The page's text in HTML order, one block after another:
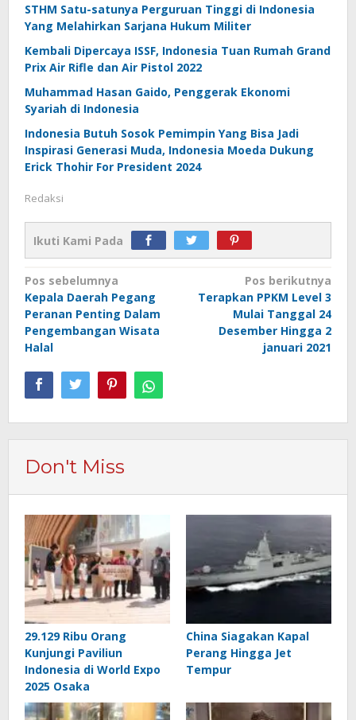
STHM Satu-satunya Perguruan Tinggi di Indonesia
Yang Melahirkan Sarjana Hukum Militer
Kembali Dipercaya ISSF, Indonesia Tuan Rumah Grand
Prix Air Rifle dan Air Pistol 2022
Muhammad Hasan Gaido, Penggerak Ekonomi
Syariah di Indonesia
Indonesia Butuh Sosok Pemimpin Yang Bisa Jadi
Inspirasi Generasi Muda, Indonesia Moeda Dukung
Erick Thohir For President 2024
Redaksi
Ikuti Kami Pada
Navigasi
pos
Pos sebelumnya
Kepala Daerah Pegang
Peranan Penting Dalam
Pengembangan Wisata
Halal
Pos berikutnya
Terapkan PPKM Level 3
Mulai Tanggal 24
Desember Hingga 2
januari 2021
Don't Miss
29.129 Ribu Orang
Kunjungi Paviliun
Indonesia di World Expo
2025 Osaka
China Siagakan Kapal
Perang Hingga Jet
Tempur